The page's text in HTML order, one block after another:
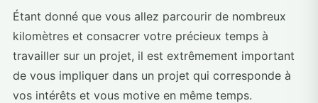
Étant donné que vous allez parcourir de nombreux
kilomètres et consacrer votre précieux temps à
travailler sur un projet, il est extrêmement important
de vous impliquer dans un projet qui corresponde à
vos intérêts et vous motive en même temps.